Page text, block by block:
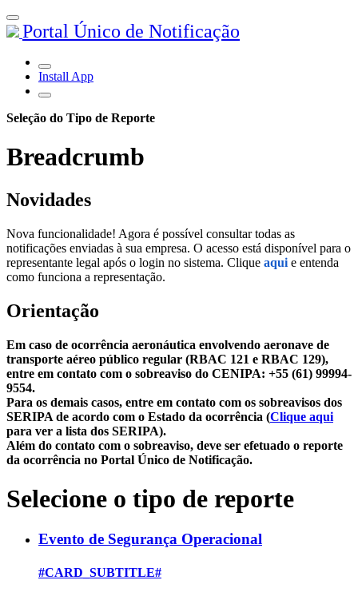
Portal Único de Notificação
Install App
Seleção do Tipo de Reporte
Breadcrumb
Novidades
Nova funcionalidade! Agora é possível consultar todas as
notificações enviadas à sua empresa. O acesso está disponível para o
representante legal após o login no sistema. Clique aqui e entenda
como funciona a representação.
Orientação
Em caso de ocorrência aeronáutica envolvendo aeronave de
transporte aéreo público regular (RBAC 121 e RBAC 129),
entre em contato com o sobreaviso do CENIPA: +55 (61) 99994-
9554.
Para os demais casos, entre em contato com os sobreavisos dos
SERIPA de acordo com o Estado da ocorrência (Clique aqui
para ver a lista dos SERIPA).
Além do contato com o sobreaviso, deve ser efetuado o reporte
da ocorrência no Portal Único de Notificação.
Selecione o tipo de reporte
Evento de Segurança Operacional
#CARD_SUBTITLE#